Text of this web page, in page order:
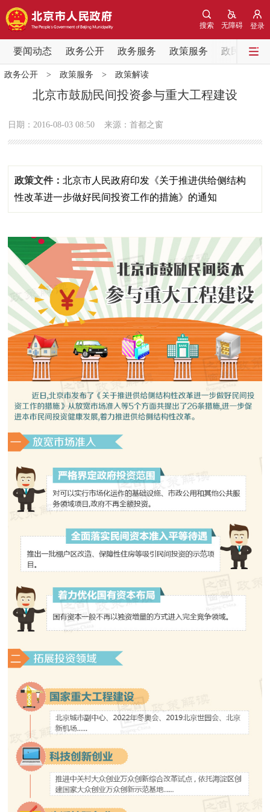
登录
无障碍
搜索
要闻动态 政务公开 政务服务 政策服务 政民互动
要闻动态
党中央精神 国务院信息
政务公开
市领导 机构职能 政策服务
政策兑现 回应关切
决策公开 专题公开
政务服务
个人服务 法人服务 部门服务
便民服务 利企服务 投资项目
中介服务 阳光政务
政民互动
12345网上接诉即办 我要咨询
走进北京
绿色北京 图说北京 视频北京
DEUTSCH FRANÇAIS РУССКИЙ ЯЗЫК
ESPAÑOL
ITALIANO
政务公开> 政策服务 > 政策解读
北京市鼓励民间投资参与重大工程建设
日期：2016-08-03 08:50 来源：首都之窗
政策文件：北京市人民政府印发《关于推进供给侧结构
性改革进一步做好民间投资工作的措施》的通知